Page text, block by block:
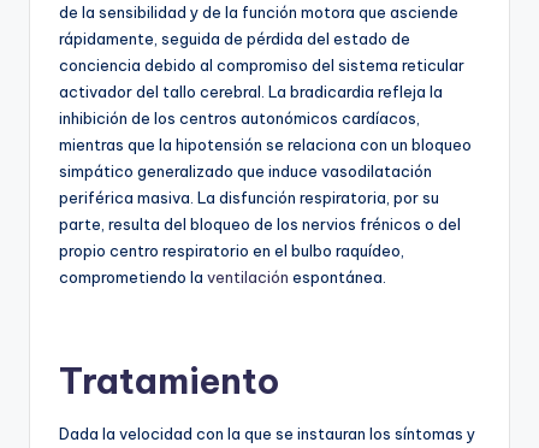
de la sensibilidad y de la función motora que asciende
rápidamente, seguida de pérdida del estado de
conciencia debido al compromiso del sistema reticular
activador del tallo cerebral. La bradicardia refleja la
inhibición de los centros autonómicos cardíacos,
mientras que la hipotensión se relaciona con un bloqueo
simpático generalizado que induce vasodilatación
periférica masiva. La disfunción respiratoria, por su
parte, resulta del bloqueo de los nervios frénicos o del
propio centro respiratorio en el bulbo raquídeo,
comprometiendo la ventilación espontánea.
Tratamiento
Dada la velocidad con la que se instauran los síntomas y